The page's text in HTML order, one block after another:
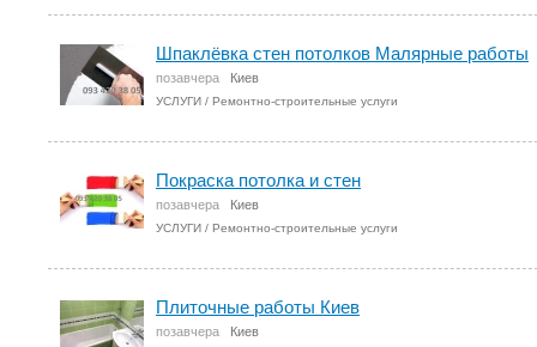
​Шпаклёвка стен потолков Малярные работы
позавчера Киев
УСЛУГИ / Ремонтно-строительные услуги
Покраска потолка и стен
позавчера Киев
УСЛУГИ / Ремонтно-строительные услуги
Плиточные работы Киев
позавчера Киев